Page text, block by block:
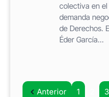
colectiva en
demanda
de Derechos.
Éder García...
Anterior 1 3